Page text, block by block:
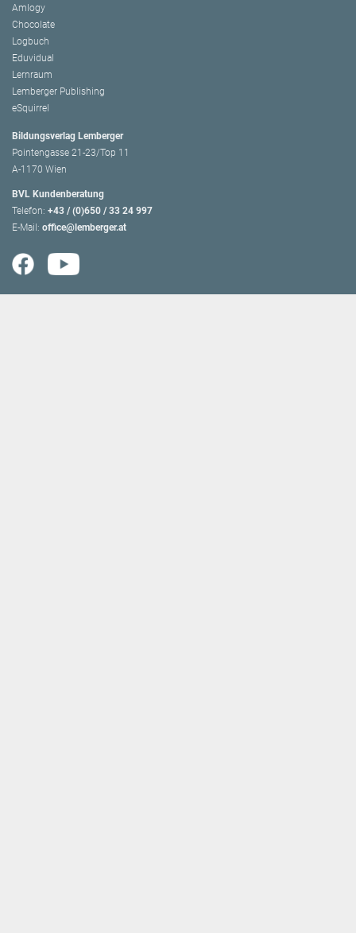
Amlogy
Chocolate
Logbuch
Eduvidual
Lernraum
Lemberger Publishing
eSquirrel
Bildungsverlag Lemberger
Pointengasse 21-23/Top 11
A-1170 Wien
BVL Kundenberatung
Telefon: +43 / (0)650 / 33 24 997
E-Mail: office@lemberger.at